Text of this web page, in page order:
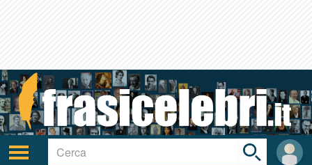
Attiva/disattiva
navigazione
User
area
Toggle
search
bar